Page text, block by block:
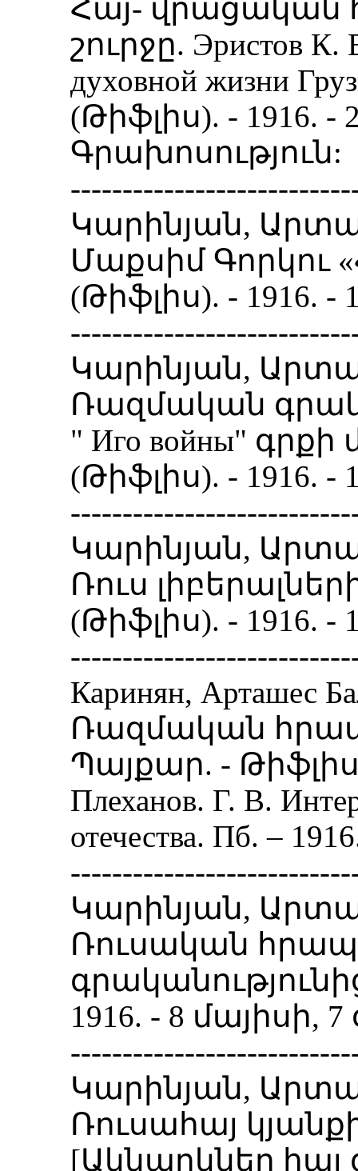
Հայ- վրացական
շուրջը. Эристов К.
духовной жизни
(Թիֆլիս). - 1916. -
Գրախոսություն:
Կարինյան,
Մաքսիմ Գորկու
(Թիֆլիս). - 1916.
Կարինյան,
Ռազմական
" Иго войны"
(Թիֆլիս). - 1916. -
Կարինյան,
Ռուս
(Թիֆլիս). - 1916.
Каринян, Арташес
Ռազմական
Պայքար. -
Плеханов. Г. В.
отечества. Пб. –
Կարինյան,
Ռուսական
1916. - 8 մայիսի,
Կարինյան,
Ռուսահայ
[Ակնարկներ հայ